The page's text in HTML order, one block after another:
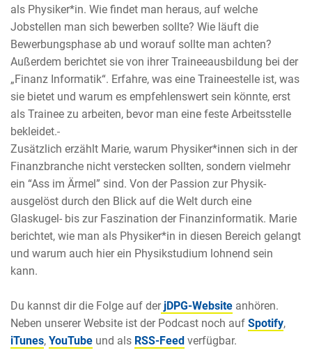
als Physiker*in. Wie findet man heraus, auf welche
Jobstellen man sich bewerben sollte? Wie läuft die
Bewerbungsphase ab und worauf sollte man achten?
Außerdem berichtet sie von ihrer Traineeausbildung bei der
„Finanz Informatik“. Erfahre, was eine Traineestelle ist, was
sie bietet und warum es empfehlenswert sein könnte, erst
als Trainee zu arbeiten, bevor man eine feste Arbeitsstelle
bekleidet.
Zusätzlich erzählt Marie, warum Physiker*innen sich in der
Finanzbranche nicht verstecken sollten, sondern vielmehr
ein “Ass im Ärmel” sind. Von der Passion zur Physik-
ausgelöst durch den Blick auf die Welt durch eine
Glaskugel- bis zur Faszination der Finanzinformatik. Marie
berichtet, wie man als Physiker*in in diesen Bereich gelangt
und warum auch hier ein Physikstudium lohnend sein
kann.
Du kannst dir die Folge auf derjDPG-Website anhören.
Neben unserer Website ist der Podcast noch auf Spotify,
iTunes, YouTube und als RSS-Feed verfügbar.